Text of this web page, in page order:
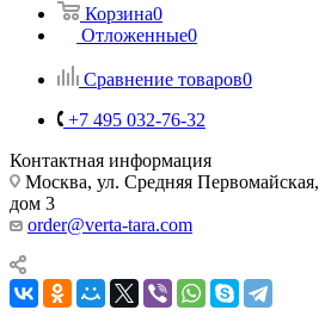
Корзина0
Отложенные0
Сравнение товаров0
+7 495 032-76-32
Контактная информация
Москва, ул. Средняя Первомайская,
дом 3
order@verta-tara.com